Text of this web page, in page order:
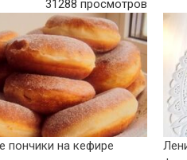
31288 просмотров
пончики на кефире